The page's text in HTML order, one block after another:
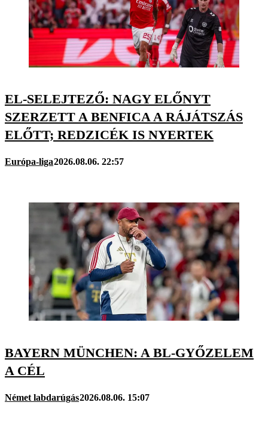
EL-SELEJTEZŐ: NAGY ELŐNYT
SZERZETT A BENFICA A RÁJÁTSZÁS
ELŐTT; REDZICÉK IS NYERTEK
Európa-liga2026.08.06. 22:57
BAYERN MÜNCHEN: A BL-GYŐZELEM
A CÉL
Német labdarúgás2026.08.06. 15:07